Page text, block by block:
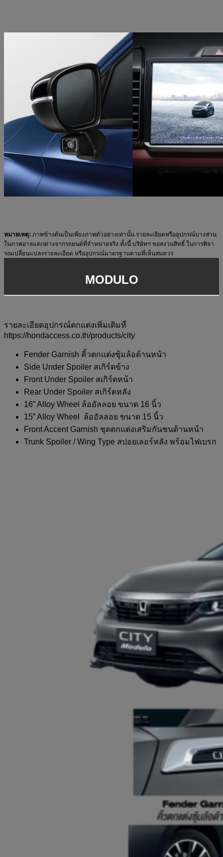
หมายเหตุ: ภาพข้างต้นเป็นเพียงภาพตัวอย่างเท่านั้น รายละเอียดหรืออุปกรณ์บางส่วน
ในภาพอาจแตกต่างจากรถยนต์ที่จำหน่ายจริง ทั้งนี้ บริษัทฯ ขอสงวนสิทธิ์ ในการพิจา
รณเปลี่ยนแปลงรายละเอียด หรืออุปกรณ์มาตรฐานตามที่เห็นสมควร
MODULO
รายละเอียดอุปกรณ์ตกแต่งเพิ่มเติมที่
https://hondaccess.co.th/products/city
Fender Garnish คิ้วตกแต่งซุ้มล้อด้านหน้า
Side Under Spoiler สเกิร์ตข้าง
Front Under Spoiler สเกิร์ตหน้า
Rear Under Spoiler สเกิร์ตหลัง
16” Alloy Wheel ล้ออัลลอย ขนาด 16 นิ้ว
15” Alloy Wheel ล้ออัลลอย ขนาด 15 นิ้ว
Front Accent Garnish ชุดตกแต่งเสริมกันชนด้านหน้า
Trunk Spoiler / Wing Type สปอยเลอร์หลัง พร้อมไฟเบรก